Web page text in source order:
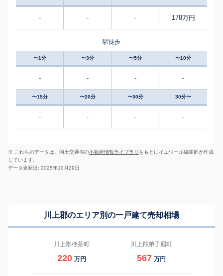
- - - 178万円
駅徒歩
〜1分 〜3分 〜5分 〜10分
- - - -
〜15分 〜20分 〜30分 30分〜
- - - -
※ これらのデータは、国土交通省の不動産情報ライブラリ をもとにイエウール編集部が作成
しています。
データ更新日: 2025年10月29日
川上郡のエリア別の一戸建て売却相場
川上郡標茶町
220 万円
川上郡弟子屈町
567 万円